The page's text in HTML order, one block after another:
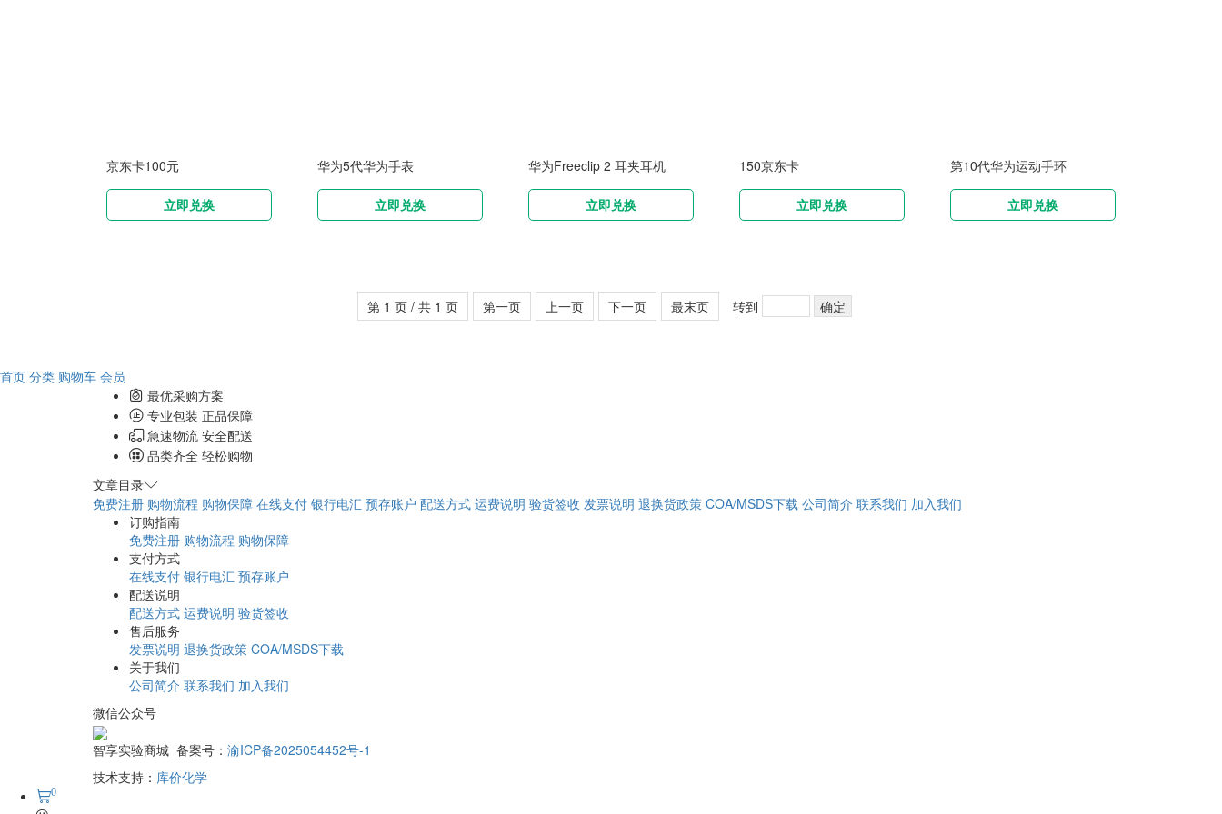
京东卡100元
立即兑换
华为5代华为手表
立即兑换
华为Freeclip 2 耳夹耳机
立即兑换
150京东卡
立即兑换
第10代华为运动手环
立即兑换
第 1 页 / 共 1 页 第一页 上一页 下一页 最末页 转到
首页 分类 购物车 会员
最优采购方案
专业包装 正品保障
急速物流 安全配送
品类齐全 轻松购物
文章目录
免费注册 购物流程 购物保障 在线支付 银行电汇 预存账户 配送方式 运费说明 验货签收 发票说明 退换货政策 COA/MSDS下载 公司简介 联系我们 加入我们
订购指南
免费注册 购物流程 购物保障
支付方式
在线支付 银行电汇 预存账户
配送说明
配送方式 运费说明 验货签收
售后服务
发票说明 退换货政策 COA/MSDS下载
关于我们
公司简介 联系我们 加入我们
微信公众号
智享实验商城 备案号： 渝ICP备2025054452号-1
技术支持： 库价化学
0